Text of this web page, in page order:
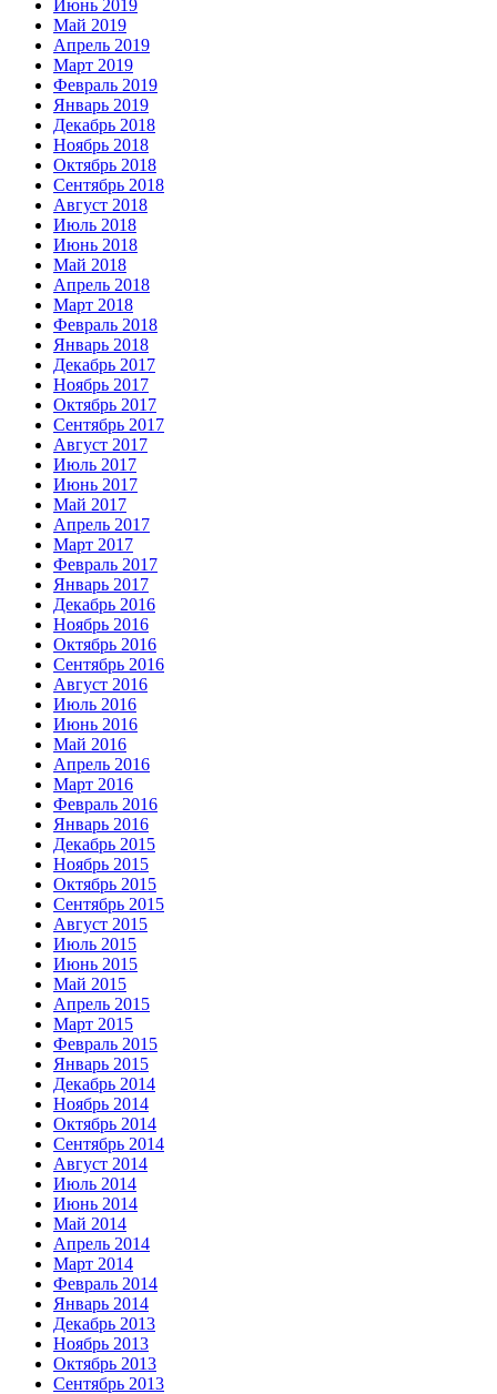
Июнь 2019
Май 2019
Апрель 2019
Март 2019
Февраль 2019
Январь 2019
Декабрь 2018
Ноябрь 2018
Октябрь 2018
Сентябрь 2018
Август 2018
Июль 2018
Июнь 2018
Май 2018
Апрель 2018
Март 2018
Февраль 2018
Январь 2018
Декабрь 2017
Ноябрь 2017
Октябрь 2017
Сентябрь 2017
Август 2017
Июль 2017
Июнь 2017
Май 2017
Апрель 2017
Март 2017
Февраль 2017
Январь 2017
Декабрь 2016
Ноябрь 2016
Октябрь 2016
Сентябрь 2016
Август 2016
Июль 2016
Июнь 2016
Май 2016
Апрель 2016
Март 2016
Февраль 2016
Январь 2016
Декабрь 2015
Ноябрь 2015
Октябрь 2015
Сентябрь 2015
Август 2015
Июль 2015
Июнь 2015
Май 2015
Апрель 2015
Март 2015
Февраль 2015
Январь 2015
Декабрь 2014
Ноябрь 2014
Октябрь 2014
Сентябрь 2014
Август 2014
Июль 2014
Июнь 2014
Май 2014
Апрель 2014
Март 2014
Февраль 2014
Январь 2014
Декабрь 2013
Ноябрь 2013
Октябрь 2013
Сентябрь 2013